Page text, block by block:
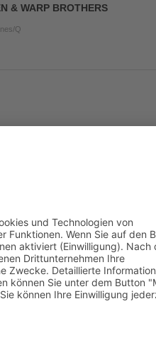
& WARP BROTHERS
Q
VS. TOCADISCO